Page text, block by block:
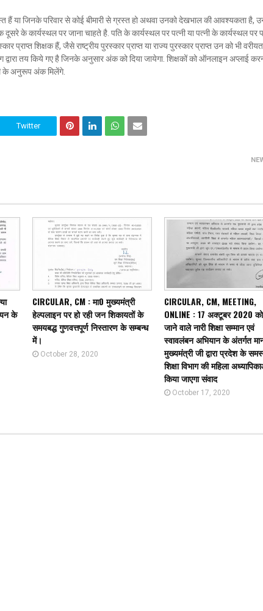
हैं या जिनके परिवार से कोई बीमारी से ग्रस्त हो अथवा उनको देखभाल की आवश्यकता है,
दूसरे के कार्यस्थल पर जाना चाहते है. पति के कार्यस्थल पर पत्नी या पत्नी के कार्यस्थल पर
प्राप्त शिक्षक हैं, जैसे राष्ट्रीय पुरस्कार प्राप्त या राज्य पुरस्कार प्राप्त उन को भी
तय किये गए है जिनके अनुसार अंक को दिया जायेगा. शिक्षकों को ऑनलाइन अप्लाई
के अनुरूप अंक मिलेंगे.
Twitter
के
CIRCULAR, CM : मा0 मुख्यमंत्री
हेल्पलाइन पर हो रही जन शिकायतों के
समयबद्ध गुणवत्तपूर्ण निस्तारण के सम्बन्ध
में।
October 28, 2020
CIRCULAR, CM, MEETING,
ONLINE : 17 अक्टूबर 2020
जाने वाले नारी शिक्षा सम्मान एवं
स्वावलंबन अभियान के अंतर्गत
मुख्यमंत्री जी द्वारा प्रदेश के
शिक्षा विभाग की महिला
किया जाएगा संवाद
October 17, 2020